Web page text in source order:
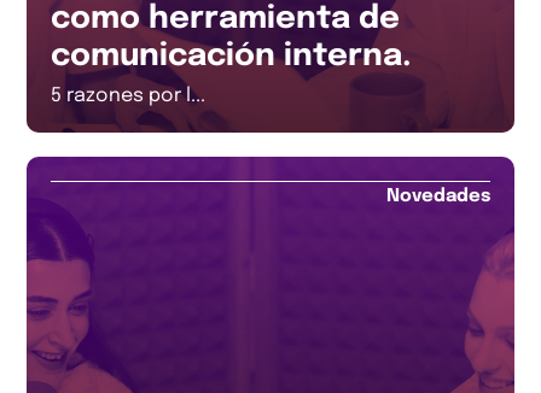
como herramienta de
comunicación interna.
5 razones por l...
Novedades